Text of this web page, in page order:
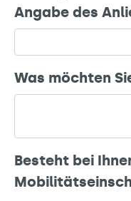
Angabe des
Was möchten
Besteht bei